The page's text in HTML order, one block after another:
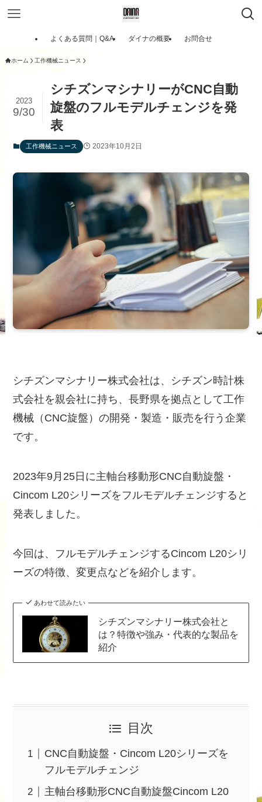
よくある質問｜Q&A ダイナの概要 お問合せ
ホーム 工作機械ニュース
シチズンマシナリーがCNC自動
旋盤のフルモデルチェンジを発
表
2023
9/30
工作機械ニュース 2023年10月2日
シチズンマシナリー株式会社は、シチズン時計株
式会社を親会社に持ち、長野県を拠点として工作
機械（CNC旋盤）の開発・製造・販売を行う企業
です。
2023年9月25日に主軸台移動形CNC自動旋盤・
Cincom L20シリーズをフルモデルチェンジすると
発表しました。
今回は、フルモデルチェンジするCincom L20シリ
ーズの特徴、変更点などを紹介します。
あわせて読みたい
シチズンマシナリー株式会社と
は？特徴や強み・代表的な製品を
紹介
目次
CNC自動旋盤・Cincom L20シリーズを
フルモデルチェンジ
主軸台移動形CNC自動旋盤Cincom L20